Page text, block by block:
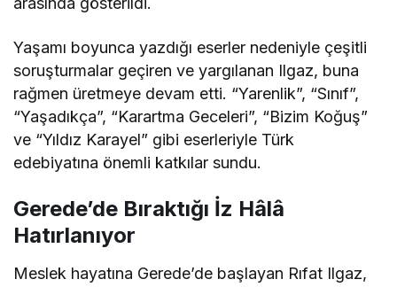
Yaşamı boyunca yazdığı eserler nedeniyle çeşitli
soruşturmalar geçiren ve yargılanan Ilgaz, buna
rağmen üretmeye devam etti. “Yarenlik”, “Sınıf”,
“Yaşadıkça”, “Karartma Geceleri”, “Bizim Koğuş”
ve “Yıldız Karayel” gibi eserleriyle Türk
edebiyatına önemli katkılar sundu.
Gerede’de Bıraktığı İz Hâlâ
Hatırlanıyor
Meslek hayatına Gerede’de başlayan Rıfat Ilgaz,